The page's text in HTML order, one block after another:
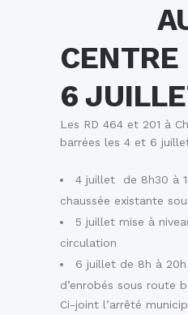
6
Les RD 464 et 201 à
barrées les 4 et 6
4 juillet de 8h30 à
chaussée existante
5 juillet mise à
circulation
6 juillet de 8h à
d’enrobés sous route
Ci-joint l’arrêté